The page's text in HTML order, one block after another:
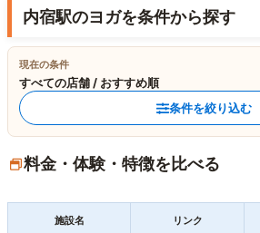
内宿駅のヨガを条件から探す
現在の条件
すべての店舗 / おすすめ順
条件を絞り込む
料金・体験・特徴を比べる
施設名 リンク